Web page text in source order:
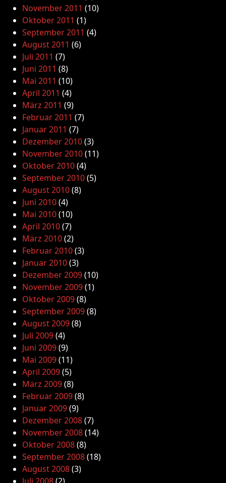
November 2011 (10)
Oktober 2011 (1)
September 2011 (4)
August 2011 (6)
Juli 2011 (7)
Juni 2011 (8)
Mai 2011 (10)
April 2011 (4)
März 2011 (9)
Februar 2011 (7)
Januar 2011 (7)
Dezember 2010(3)
November 2010(11)
Oktober 2010(4)
September 2010(5)
August 2010(8)
Juni 2010(4)
Mai 2010(10)
April 2010(7)
März 2010(2)
Februar 2010(3)
Januar 2010(3)
Dezember 2009(10)
November 2009(1)
Oktober 2009(8)
September 2009(8)
August 2009(8)
Juli 2009(4)
Juni 2009(9)
Mai 2009(11)
April 2009(5)
März 2009(8)
Februar 2009(8)
Januar 2009(9)
Dezember 2008(7)
November 2008(14)
Oktober 2008(8)
September 2008(18)
August 2008(3)